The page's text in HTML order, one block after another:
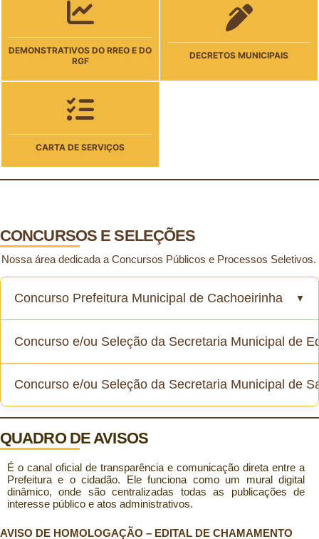
DEMONSTRATIVOS DO RREO E DO
RGF
DECRETOS MUNICIPAIS
CARTA DE SERVIÇOS
CONCURSOS E SELEÇÕES
Nossa área dedicada a Concursos Públicos e Processos Seletivos.
Concurso Prefeitura Municipal de Cachoeirinha
Concurso Público 2022
Concurso Público 2014
Concurso e/ou Seleção da Secretaria Municipal de
Seleção Simplificada Função de Diretor Escolar e Diretor
Adjunto Escolar 2025
Programa Brasil Alfabetizado 2025
Seleção Simplificada Gestores Escolares 2023
Programa Mais Alfabetização 2019
Concurso e/ou Seleção da Secretaria Municipal de
Seleção Simplificada Saúde 2022
Seleção Simplificada Saúde 2019
Seleção Simplificada Saúde 2017
QUADRO DE AVISOS
É o canal oficial de transparência e comunicação direta entre a
Prefeitura e o cidadão. Ele funciona como um mural digital
dinâmico, onde são centralizadas todas as publicações de
interesse público e atos administrativos.
AVISO DE HOMOLOGAÇÃO – EDITAL DE CHAMAMENTO